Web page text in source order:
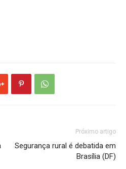
Próximo artigo
Segurança rural é debatida em
Brasília (DF)